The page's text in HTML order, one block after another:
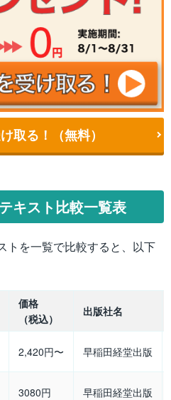
取る！（無料）
キスト比較一覧表
トを一覧で比較すると、以下
価格
（税込）
出版社名
2,420円〜 早稲田経堂出版
3080円 早稲田経堂出版